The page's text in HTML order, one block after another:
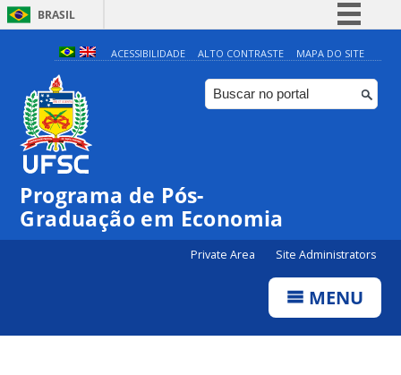
BRASIL
Simplifique!
Comunica BR
Participe
ACESSIBILIDADE ALTO CONTRASTE MAPA DO SITE
Programa de Pós-
Graduação em Economia
Private Area Site Administrators
MENU